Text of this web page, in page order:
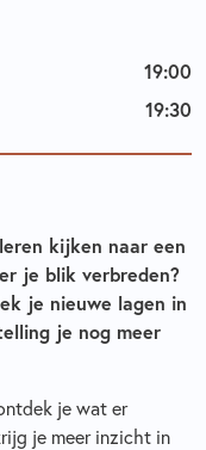
kijken naar een
je blik verbreden?
je nieuwe lagen in
je nog meer
je wat er
je meer inzicht in
19:00
19:30